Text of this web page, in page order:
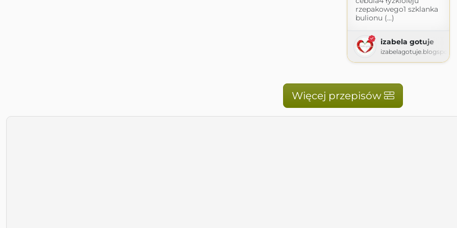
rzepakowego1 szklanka
bulionu (...)
izabela gotuje
Więcej przepisów